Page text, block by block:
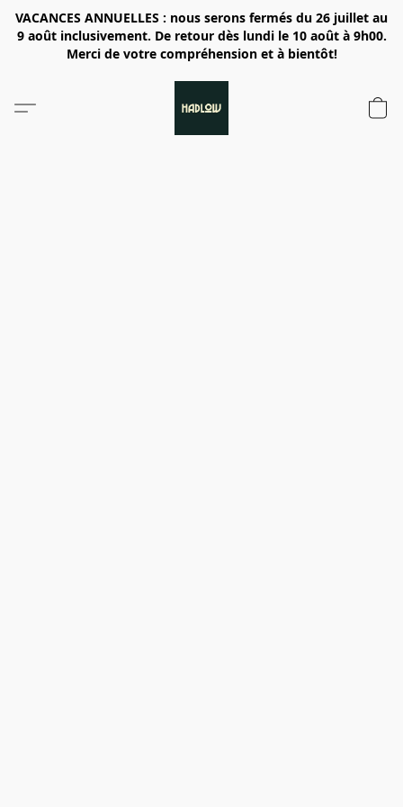
VACANCES ANNUELLES : nous serons fermés du 26 juillet au
9 août inclusivement. De retour dès lundi le 10 août à 9h00.
Merci de votre compréhension et à bientôt!